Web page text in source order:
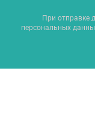
При отправке
персональных